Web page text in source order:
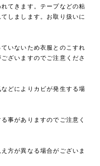
てきます。テープなどの粘
しまします。お取り扱いに
いないため衣服とのこすれ
ざいますのでご注意くださ
どによりカビが発生する場
事がありますのでご注意く
方が異なる場合がございま